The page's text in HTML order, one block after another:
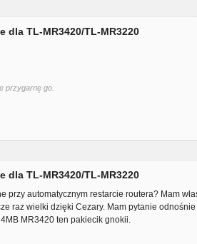
dla TL-MR3420/TL-MR3220
przygarnę go.
dla TL-MR3420/TL-MR3220
przy automatycznym restarcie routera? Mam
raz wielki dzięki Cezary. Mam pytanie
MR3420 ten pakiecik gnokii.